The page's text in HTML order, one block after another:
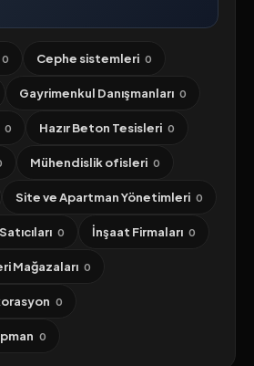
0 Cephe sistemleri 0
Gayrimenkul Danışmanları 0
0 Hazır Beton Tesisleri 0
Mühendislik ofisleri 0
Site ve Apartman Yönetimleri 0
0 İnşaat Firmaları 0
Mağazaları 0
0
0